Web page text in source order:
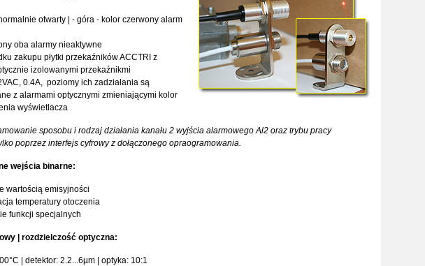
otwarty | - góra - kolor czerwony alarm
oba alarmy nieaktywne
zakupu płytki przekaźników ACCTRI z
izolowanymi przekaźnikmi
0.4A, poziomy ich zadziałania są
z alarmami optycznymi zmieniającymi kolor
wyświetlacza
sposobu i rodzaj działania kanału 2 wyjścia alarmowego Al2 oraz trybu pracy
poprzez interfejs cyfrowy z dołączonego opraogramowania.
wejścia binarne:
wartością emisyjności
temperatury otoczenia
funkcji specjalnych
| rozdzielczość optyczna:
| detektor: 2.2...6µm | optyka: 10:1